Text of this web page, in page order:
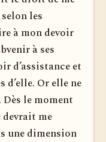
les
à mon devoir
à ses
d’assistance et
d’elle. Or elle ne
le moment
devrait me
une dimension